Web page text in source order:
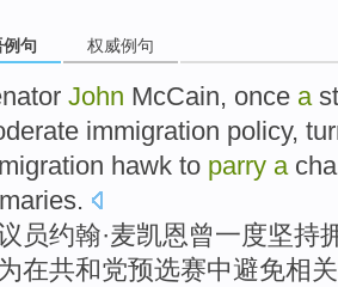
句 权威例句
John McCain, once a
immigration policy,
hawk to parry a
.
员约翰·麦凯恩曾一度坚持
在共和党预选赛中避免相